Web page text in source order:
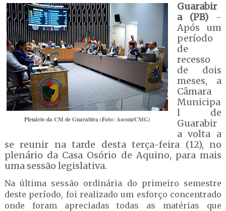
Plenário da CM de Guarabira (Foto: Ascom/CMG)
Guarabir
a (PB) -
Após um
período
de
recesso
de dois
meses, a
Câmara
Municipa
l de
Guarabir
a volta a
se reunir na tarde desta terça-feira (12), no
plenário da Casa Osório de Aquino, para mais
uma sessão legislativa.
Na última sessão ordinária do primeiro semestre
deste período, foi realizado um esforço concentrado
onde foram apreciadas todas as matérias que